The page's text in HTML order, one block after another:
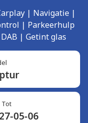
| Navigatie |
| Parkeerhulp
| Getint glas
Tot
05-06